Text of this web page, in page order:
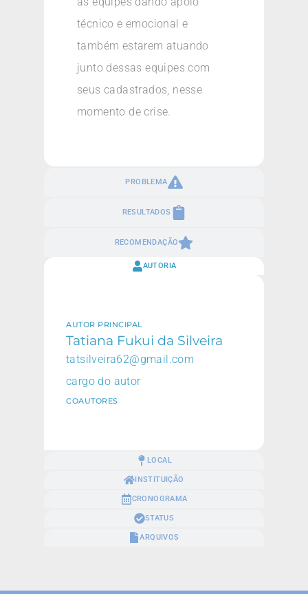
PROBLEMA
RESULTADOS
RECOMENDAÇÃO
técnico e emocional e
também estarem atuando
junto dessas equipes com
seus cadastrados, nesse
momento de crise.
AUTORIA
LOCAL
INSTITUIÇÃO
CRONOGRAMA
STATUS
ARQUIVOS
AUTOR PRINCIPAL
Tatiana Fukui da Silveira
tatsilveira62@gmail.com
cargo do autor
COAUTORES